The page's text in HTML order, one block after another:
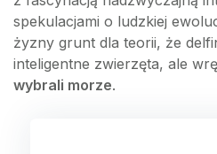
spekulacjami o ludzkiej
żyzny grunt dla teorii, że
inteligentne zwierzęta, ale
wybrali morze.